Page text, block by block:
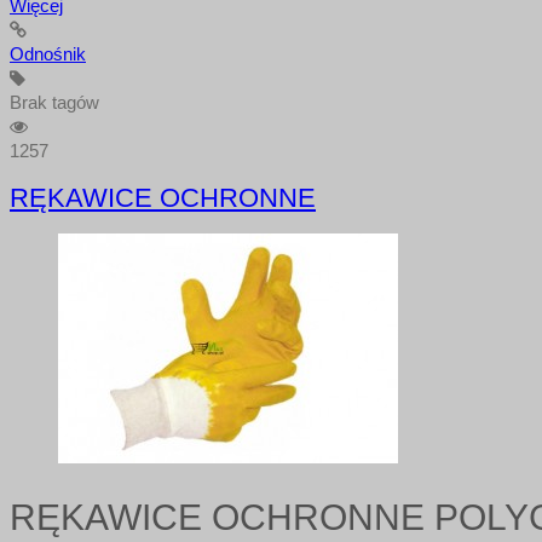
Więcej
Odnośnik
Brak tagów
1257
RĘKAWICE OCHRONNE
RĘKAWICE OCHRONNE